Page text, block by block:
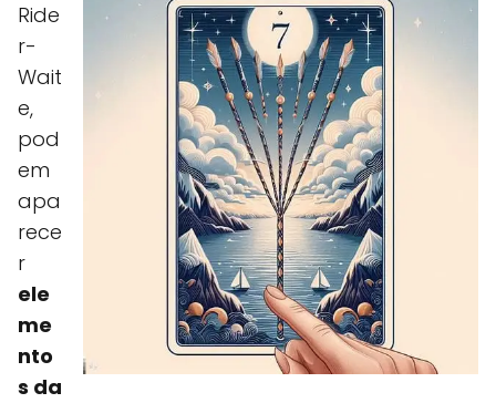
Ride
r-
Wait
e,
pod
em
apa
rece
r
ele
me
nto
s da